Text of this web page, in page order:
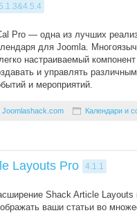
Pro — одна из лучших
для Joomla.
настраиваемый
и управлять
и мероприятий.
Joomlashack.com Календари и
Layouts Pro 4.1.1
Shack Article Layouts
ваши статьи во